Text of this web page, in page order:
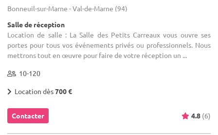
Bonneuil-sur-Marne - Val-de-Marne (94)
Salle de réception
Location de salle : La Salle des Petits Carreaux vous ouvre ses
portes pour tous vos événements privés ou professionnels. Nous
mettrons tout en œuvre pour faire de votre réception un ...
10-120
Location dès700 €
Contacter 4.8 (6)